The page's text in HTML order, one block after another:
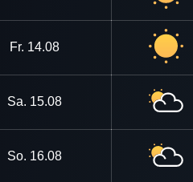
Fr. 14.08
Sa. 15.08
So. 16.08